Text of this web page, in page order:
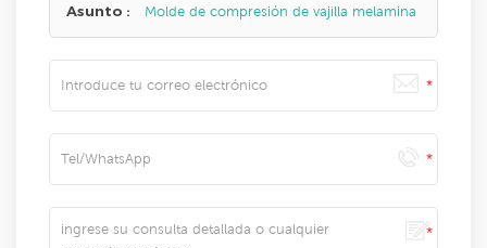
Asunto : Molde de compresión de vajilla melamina